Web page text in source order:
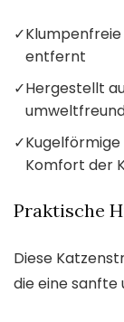
✓
entfernt
✓Hergestellt
✓
Komfort der
Praktische
Diese
die eine sanfte